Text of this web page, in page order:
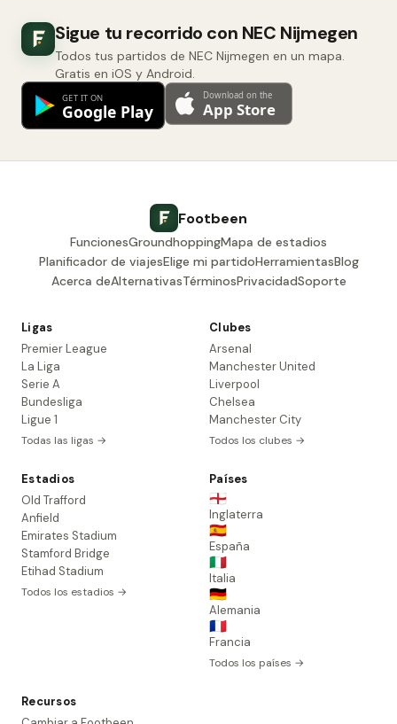
Sigue tu recorrido con NEC Nijmegen
Todos tus partidos de NEC Nijmegen en un mapa.
Gratis en iOS y Android.
Footbeen
FuncionesGroundhoppingMapa de estadios
Planificador de viajesElige mi partidoHerramientasBlog
Acerca deAlternativasTérminosPrivacidadSoporte
Ligas
Premier League
La Liga
Serie A
Bundesliga
Ligue 1
Todas las ligas →
Clubes
Arsenal
Manchester United
Liverpool
Chelsea
Manchester City
Todos los clubes →
Estadios
Old Trafford
Anfield
Emirates Stadium
Stamford Bridge
Etihad Stadium
Todos los estadios →
Países
🏴󠁧󠁢󠁥󠁮󠁧󠁿
Inglaterra
🇪🇸
España
🇮🇹
Italia
🇩🇪
Alemania
🇫🇷
Francia
Todos los países →
Recursos